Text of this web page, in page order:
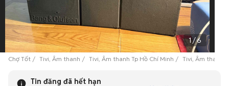
1/6
Chợ Tốt Tivi, Âm thanh Tivi, Âm thanh Tp Hồ Chí Minh Tivi, Âm thanh
Tin đăng đã hết hạn